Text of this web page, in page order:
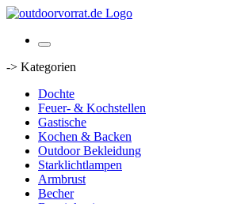
-> Kategorien
Dochte
Feuer- & Kochstellen
Gastische
Kochen & Backen
Outdoor Bekleidung
Starklichtlampen
Armbrust
Becher